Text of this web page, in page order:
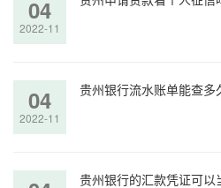
04
2022-11
04
2022-11
贵州银行流水账单能查多
贵州银行的汇款凭证可以